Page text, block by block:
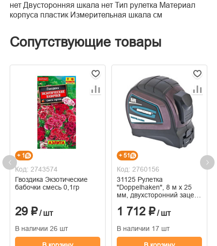
нет Двусторонняя шкала нет Тип рулетка Материал
корпуса пластик Измерительная шкала см
Сопутствующие товары
+ 1
Код: 2743574
Гвоздика Экзотические
бабочки смесь 0,1гр
29 ₽/ шт
В наличии 26 шт
+ 51
Код: 2760156
31125 Рулетка
"Doppelhaken", 8 м х 25
мм, двухсторонний зацеп,
1 712 ₽/ шт
В наличии 17 шт